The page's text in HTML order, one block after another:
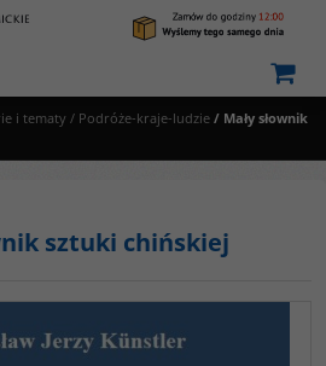
i tematy / Podróże-kraje-ludzie / Mały słownik
sztuki chińskiej